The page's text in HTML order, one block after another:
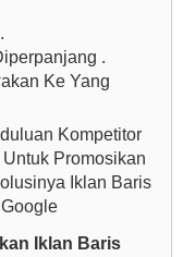
.
Ke Yang
Kompetitor
Promosikan
Iklan Baris
Iklan Baris